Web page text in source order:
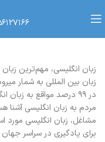
زبان انگلیسی، مهم‌ترین
زبان بین المللی به شمار
در ۹۹ درصد مواقع به
مردم به زبان انگلیسی آشنا
مشاغل، زبان انگلیسی مورد
برای یادگیری در سراسر